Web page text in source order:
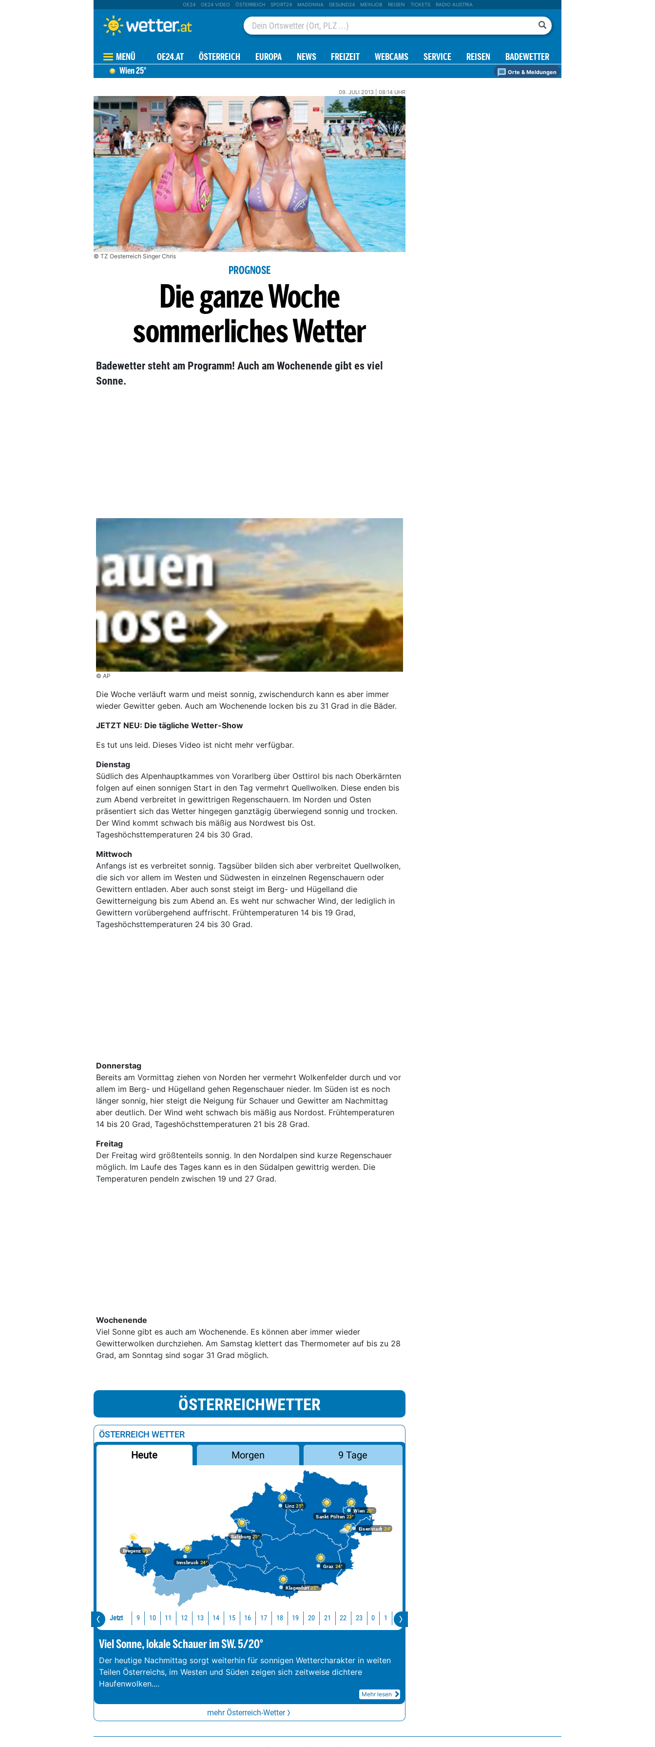
OE24 OE24 VIDEO ÖSTERREICH SPORT24 MADONNA GESUND24 MEINJOB REISEN TICKETS RADIO AUSTRIA
MENÜ OE24.AT ÖSTERREICH EUROPA NEWS FREIZEIT WEBCAMS SERVICE REISEN BADEWETTER
Wien25° Orte & Meldungen
09. JULI 2013 | 08:14 UHR
© TZ Oesterreich Singer Chris
PROGNOSE
Die ganze Woche
sommerliches Wetter
Badewetter steht am Programm! Auch am Wochenende gibt es viel
Sonne.
© AP
Die Woche verläuft warm und meist sonnig, zwischendurch kann es aber immer
wieder Gewitter geben. Auch am Wochenende locken bis zu 31 Grad in die Bäder.
JETZT NEU: Die tägliche Wetter-Show
Es tut uns leid. Dieses Video ist nicht mehr verfügbar.
Dienstag
Südlich des Alpenhauptkammes von Vorarlberg über Osttirol bis nach Oberkärnten
folgen auf einen sonnigen Start in den Tag vermehrt Quellwolken. Diese enden bis
zum Abend verbreitet in gewittrigen Regenschauern. Im Norden und Osten
präsentiert sich das Wetter hingegen ganztägig überwiegend sonnig und trocken.
Der Wind kommt schwach bis mäßig aus Nordwest bis Ost.
Tageshöchsttemperaturen 24 bis 30 Grad.
Mittwoch
Anfangs ist es verbreitet sonnig. Tagsüber bilden sich aber verbreitet Quellwolken,
die sich vor allem im Westen und Südwesten in einzelnen Regenschauern oder
Gewittern entladen. Aber auch sonst steigt im Berg- und Hügelland die
Gewitterneigung bis zum Abend an. Es weht nur schwacher Wind, der lediglich in
Gewittern vorübergehend auffrischt. Frühtemperaturen 14 bis 19 Grad,
Tageshöchsttemperaturen 24 bis 30 Grad.
Donnerstag
Bereits am Vormittag ziehen von Norden her vermehrt Wolkenfelder durch und vor
allem im Berg- und Hügelland gehen Regenschauer nieder. Im Süden ist es noch
länger sonnig, hier steigt die Neigung für Schauer und Gewitter am Nachmittag
aber deutlich. Der Wind weht schwach bis mäßig aus Nordost. Frühtemperaturen
14 bis 20 Grad, Tageshöchsttemperaturen 21 bis 28 Grad.
Freitag
Der Freitag wird größtenteils sonnig. In den Nordalpen sind kurze Regenschauer
möglich. Im Laufe des Tages kann es in den Südalpen gewittrig werden. Die
Temperaturen pendeln zwischen 19 und 27 Grad.
Wochenende
Viel Sonne gibt es auch am Wochenende. Es können aber immer wieder
Gewitterwolken durchziehen. Am Samstag klettert das Thermometer auf bis zu 28
Grad, am Sonntag sind sogar 31 Grad möglich.
ÖSTERREICHWETTER
ÖSTERREICH WETTER
Heute Morgen 9 Tage
Bregenz26°
Graz 24°
Innsbruck24°
Klagenfurt22°
Linz 25°
Salzburg25°
Wien 25°
Eisenstadt 24°
Sankt Pölten 23°
Jetzt 9 10 11 12 13 14 15 16 17 18 19 20 21 22 23 0 1 2
Viel Sonne, lokale Schauer im SW. 5/20°
Der heutige Nachmittag sorgt weiterhin für sonnigen Wettercharakter in weiten
Teilen Österreichs, im Westen und Süden zeigen sich zeitweise dichtere
Haufenwolken....
Mehr lesen
mehr Österreich-Wetter